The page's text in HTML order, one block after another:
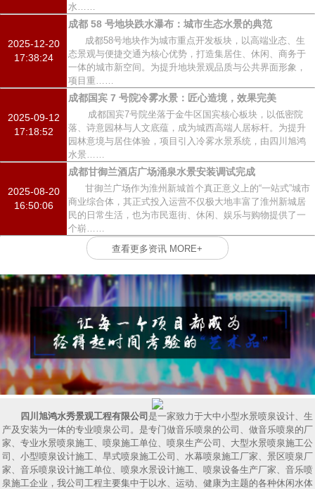
水……
2025-12-20
17:38:24
成都 58 号地块跌水瀑布：城市生态水景的典范
成都58号地块作为城市重点开发板块，以高端业态、生
态景观与便捷交通为核心优势，打造集居住、休闲、商务于
一体的城市新空间。为提升地块景观品质与公共界面形象，
项目重……
2025-09-12
17:18:52
成都国宾 7 号院冷雾水景：匠心造境，效果完美
成都国宾7号院坐落于金牛区国宾核心板块，以低密院
落、诗意园林与人文底蕴，成为城西高端人居标杆。为提升
园林意境与居住体验，项目引入冷雾水景系统，由四川旭鸿
水景……
2025-08-20
16:50:06
成都甘御兰酒店广场涌泉水景安装调试完成
甘御兰广场作为淮州新城首个真正意义上的“一站式”城市
商业综合体，其正式投入运营不仅极大地丰富了淮州新城居
民的日常生活，也为市民逛街、休闲、娱乐与购物提供了一
个崭……
查看更多资讯 MORE+
四川旭鸿水秀景观工程有限公司 是一家致力于大中小型水景喷泉设计、生
产及安装为一体的专业喷泉公司。是专门做音乐喷泉的公司、做音乐喷泉的厂
家、专业水景喷泉施工、喷泉施工单位、喷泉生产公司、大型水景喷泉施工公
司、小型喷泉设计施工、旱式喷泉施工公司、水幕喷泉施工厂家、景区喷泉厂
家、音乐喷泉设计施工单位、喷泉水景设计施工、喷泉设备生产厂家、音乐喷
泉施工企业，我公司工程主要集中于以水、运动、健康为主题的各种休闲水体